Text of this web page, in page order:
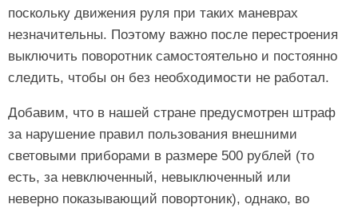
поскольку движения руля при таких маневрах
незначительны. Поэтому важно после перестроения
выключить поворотник самостоятельно и постоянно
следить, чтобы он без необходимости не работал.
Добавим, что в нашей стране предусмотрен штраф
за нарушение правил пользования внешними
световыми приборами в размере 500 рублей (то
есть, за невключенный, невыключенный или
неверно показывающий повортоник), однако, во